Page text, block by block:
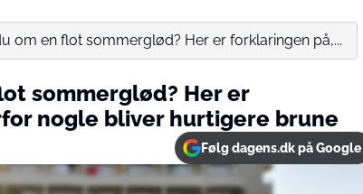
om en flot sommerglød? Her er forklaringen på,...
sommerglød? Her er
nogle bliver hurtigere brune
Følg dagens.dk på Google